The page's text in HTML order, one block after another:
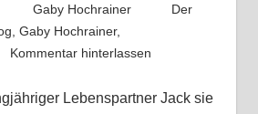
Gaby Hochrainer
Der
Gaby Hochrainer,
Kommentar hinterlassen
Lebenspartner Jack sie